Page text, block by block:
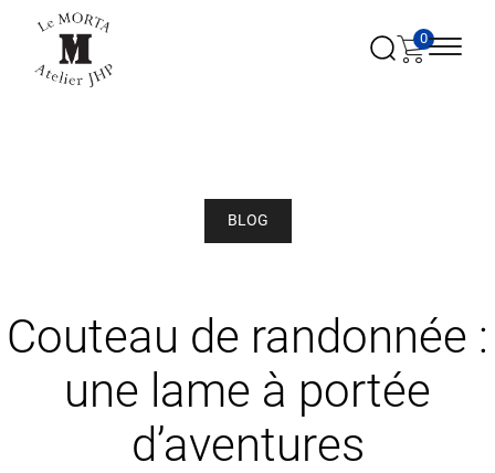
0
BLOG
Couteau de randonnée :
une lame à portée
d’aventures